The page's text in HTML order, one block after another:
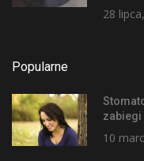
28
Popularne
zabiegi
10